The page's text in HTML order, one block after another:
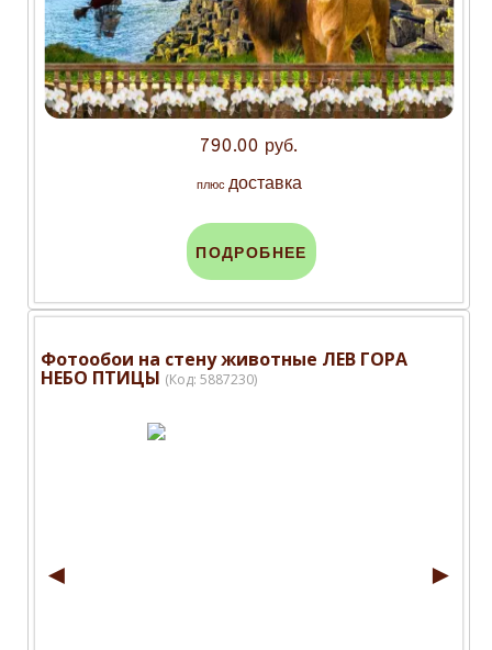
790.00 руб.
плюс доставка
ПОДРОБНЕЕ
Фотообои на стену животные ЛЕВ ГОРА
НЕБО ПТИЦЫ (Код: 5887230)
◄ ►